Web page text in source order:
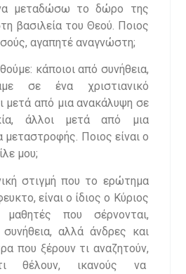
μεταδώσω το δώρο της
βασιλεία του Θεού. Ποιος
αγαπητέ αναγνώστη;
κάποιοι από συνήθεια,
σε ένα χριστιανικό
μετά από μια ανακάλυψη σε
άλλοι μετά από μια
μεταστροφής. Ποιος είναι ο
μου;
στιγμή που το ερώτημα
είναι ο ίδιος ο Κύριος
που σέρνονται,
αλλά άνδρες και
που ξέρουν τι αναζητούν,
θέλουν, ικανούς να